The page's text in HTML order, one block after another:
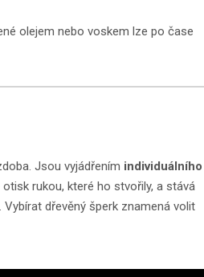
olejem nebo voskem lze po čase
Jsou vyjádřením individuálního
rukou, které ho stvořily, a stává
dřevěný šperk znamená volit